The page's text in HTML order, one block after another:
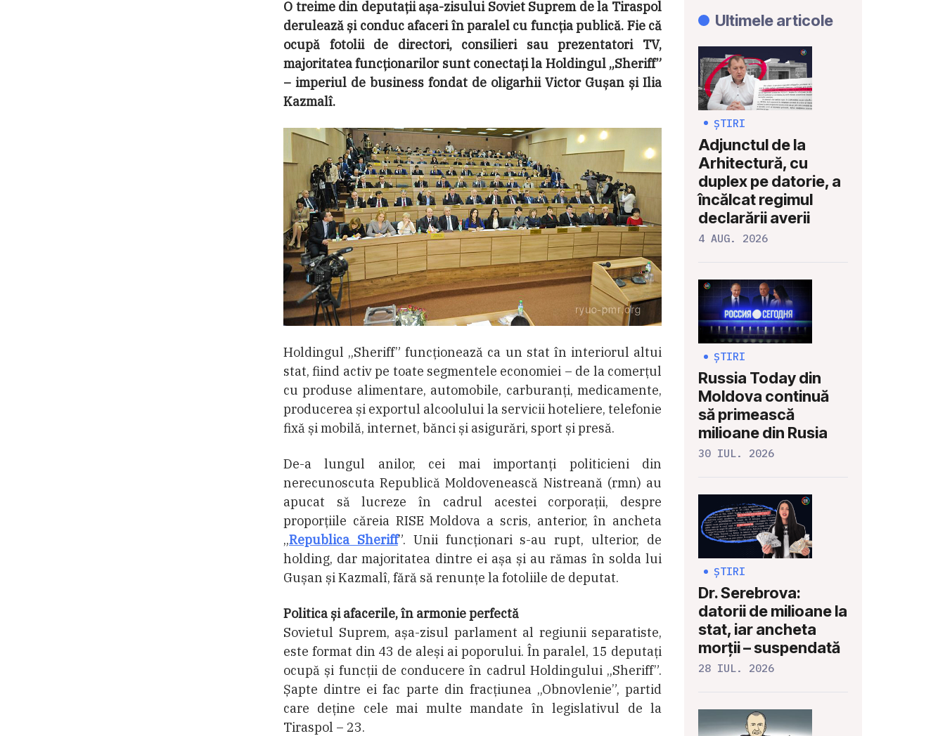
O treime din deputații așa-zisului Soviet Suprem de la Tiraspol
derulează și conduc afaceri în paralel cu funcția publică. Fie că
ocupă fotolii de directori, consilieri sau prezentatori TV,
majoritatea funcționarilor sunt conectați la Holdingul „Sheriff”
– imperiul de business fondat de oligarhii Victor Gușan și Ilia
Kazmalî.
Holdingul „Sheriff” funcționează ca un stat în interiorul altui
stat, fiind activ pe toate segmentele economiei – de la comerțul
cu produse alimentare, automobile, carburanți, medicamente,
producerea și exportul alcoolului la servicii hoteliere, telefonie
fixă și mobilă, internet, bănci și asigurări, sport și presă.
De-a lungul anilor, cei mai importanți politicieni din
nerecunoscuta Republică Moldovenească Nistreană (rmn) au
apucat să lucreze în cadrul acestei corporații, despre
proporțiile căreia RISE Moldova a scris, anterior, în ancheta
„Republica Sheriff”. Unii funcționari s-au rupt, ulterior, de
holding, dar majoritatea dintre ei așa și au rămas în solda lui
Gușan și Kazmalî, fără să renunțe la fotoliile de deputat.
Politica și afacerile, în armonie perfectă
Sovietul Suprem, așa-zisul parlament al regiunii separatiste,
este format din 43 de aleși ai poporului. În paralel, 15 deputați
ocupă și funcții de conducere în cadrul Holdingului „Sheriff”.
Șapte dintre ei fac parte din fracțiunea „Obnovlenie”, partid
care deține cele mai multe mandate în legislativul de la
Tiraspol – 23.
Ultimele articole
ȘTIRI
Adjunctul de la
Arhitectură, cu
duplex pe datorie, a
încălcat regimul
declarării averii
4 AUG. 2026
ȘTIRI
Russia Today din
Moldova continuă
să primească
milioane din Rusia
30 IUL. 2026
ȘTIRI
Dr. Serebrova:
datorii de milioane la
stat, iar ancheta
morții – suspendată
28 IUL. 2026